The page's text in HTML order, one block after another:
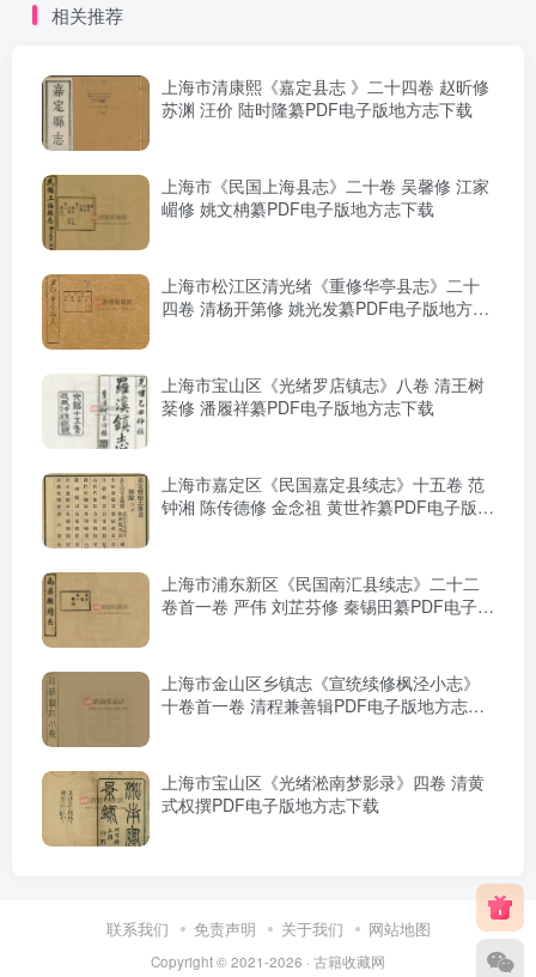
相关推荐
上海市清康熙《嘉定县志 》二十四卷 赵昕修
苏渊 汪价 陆时隆纂PDF电子版地方志下载
上海市《民国上海县志》二十卷 吴馨修 江家
嵋修 姚文柟纂PDF电子版地方志下载
上海市松江区清光绪《重修华亭县志》二十
四卷 清杨开第修 姚光发纂PDF电子版地方志
上海市宝山区《光绪罗店镇志》八卷 清王树
棻修 潘履祥纂PDF电子版地方志下载
上海市嘉定区《民国嘉定县续志》十五卷 范
钟湘 陈传德修 金念祖 黄世祚纂PDF电子版地
上海市浦东新区《民国南汇县续志》二十二
卷首一卷 严伟 刘芷芬修 秦锡田纂PDF电子版
上海市金山区乡镇志《宣统续修枫泾小志》
十卷首一卷 清程兼善辑PDF电子版地方志下
上海市宝山区《光绪淞南梦影录》四卷 清黄
式权撰PDF电子版地方志下载
联系我们 免责声明 关于我们 网站地图
Copyright © 2021-2026 · 古籍收藏网